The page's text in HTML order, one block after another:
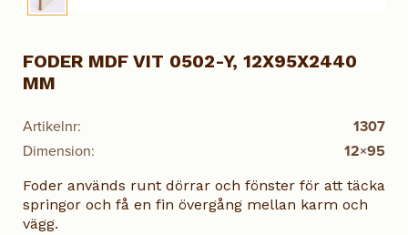
Artikelnr:
1307
Dimension:
12×95
FODER MDF VIT 0502-Y, 12X95X2440
MM
Foder används runt dörrar och fönster för att täcka
springor och få en fin övergång mellan karm och
vägg.